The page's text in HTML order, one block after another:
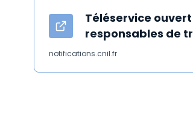
Téléservice
responsables de
pour notifier une
notifications.cnil.fr